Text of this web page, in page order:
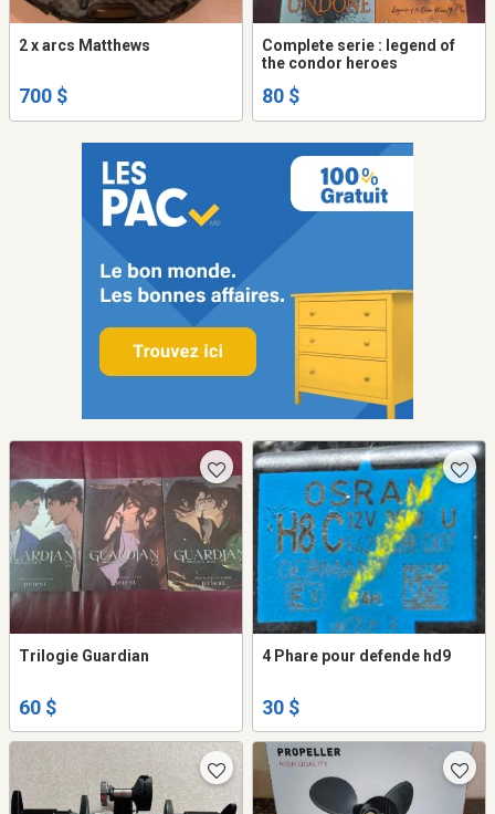
2 x arcs Matthews
700 $
Complete serie : legend of
the condor heroes
80 $
Trilogie Guardian
60 $
4 Phare pour defende hd9
30 $